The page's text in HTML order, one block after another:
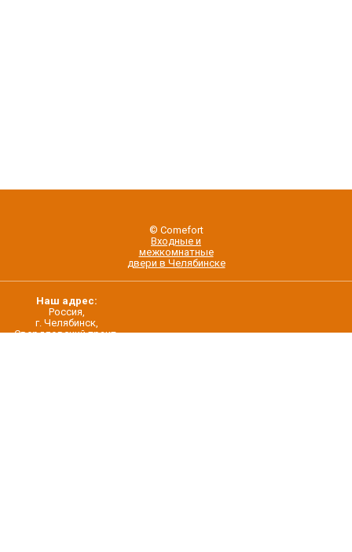
© Comefort
Входные и
межкомнатные
двери в Челябинске
Наш адрес:
Россия,
г. Челябинск,
Свердловский тракт,